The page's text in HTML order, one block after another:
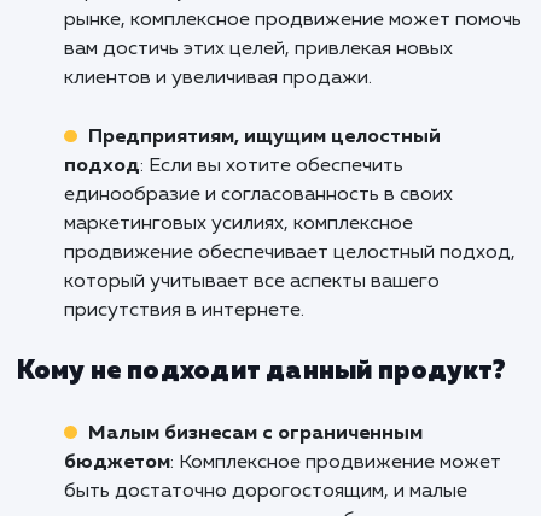
нами уже сегодня, чтобы обсудить,
можем помочь вашему бизнесу достичь
высот в интернет-пространстве.
Кому подходит данный продукт?
Крупным компаниям: Комплексное
продвижение включает в себя несколько
стратегий и каналов, поэтому оно идеально
увеличить свою видимость в интернете.
Компаниям, стремящимся к росту
стремитесь увеличить долю своего бизнеса
рынке, комплексное продвижение может